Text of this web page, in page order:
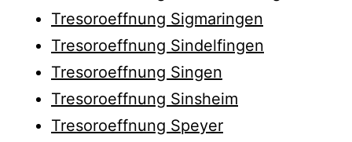
Tresoroeffnung Sigmaringen
Tresoroeffnung Sindelfingen
Tresoroeffnung Singen
Tresoroeffnung Sinsheim
Tresoroeffnung Speyer